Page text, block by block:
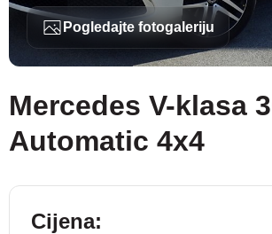
Pogledajte fotogaleriju
Mercedes V-klasa
Automatic 4x4
Cijena: